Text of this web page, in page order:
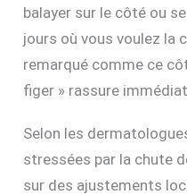
balayer sur le côté ou
jours où vous voulez la
remarqué comme ce
figer » rassure
Selon les
stressées par la chute
sur des ajustements